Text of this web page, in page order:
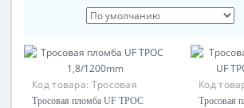
Код товара: Тросовая
пломба UF ТРОС
Тросовая пломба UF ТРОС
Код
пломба
Тросовая